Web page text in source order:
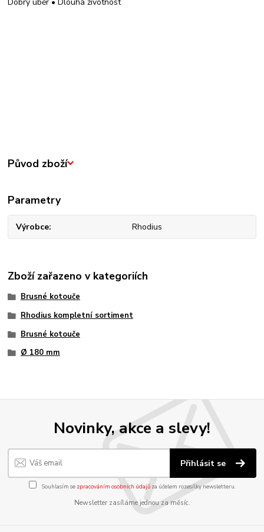
Původ zboží
Parametry
Výrobce Rhodius
Zboží zařazeno v kategoriích
Brusné kotouče
Rhodius kompletní sortiment
Brusné kotouče
Ø 180 mm
Novinky, akce a slevy!
Přihlásit se
Souhlasím se zpracováním osobních údajůza účelem rozesílky newsletteru.
Newsletter zasíláme jednou za měsíc.